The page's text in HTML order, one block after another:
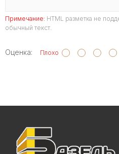
Примечание: HTML разметка не
обычный текст.
Оценка: Плохо